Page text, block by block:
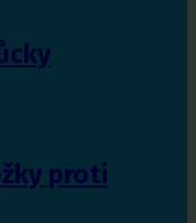
proti